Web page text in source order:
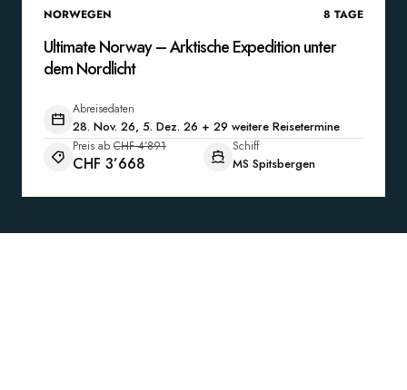
NORWEGEN 8 TAGE
Ultimate Norway – Arktische Expedition unter
dem Nordlicht
Abreisedaten
28. Nov. 26, 5. Dez. 26 + 29 weitere Reisetermine
Preis ab CHF 4’891
CHF 3’668
Schiff
MS Spitsbergen